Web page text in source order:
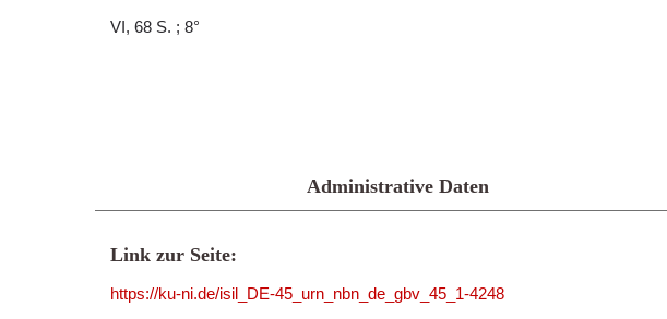
VI, 68 S. ; 8°
Administrative Daten
Link zur Seite:
https://ku-ni.de/isil_DE-45_urn_nbn_de_gbv_45_1-4248